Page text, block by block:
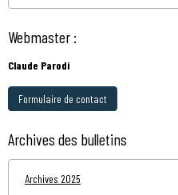
Webmaster :
Claude Parodi
Formulaire de contact
Archives des bulletins
Archives 2025